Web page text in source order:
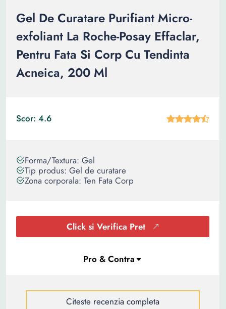
Gel De Curatare Purifiant Micro-
exfoliant La Roche-Posay Effaclar,
Pentru Fata Si Corp Cu Tendinta
Acneica, 200 Ml
Scor: 4.6
Forma/Textura: Gel
Tip produs: Gel de curatare
Zona corporala: Ten Fata Corp
Click si Verifica Pret
Citeste recenzia completa